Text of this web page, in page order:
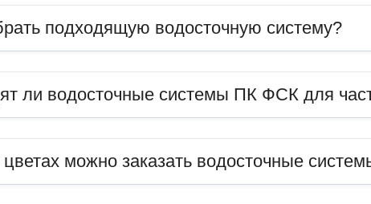
подходящую водосточную систему?
ли водосточные системы ПК ФСК для
цветах можно заказать водосточные